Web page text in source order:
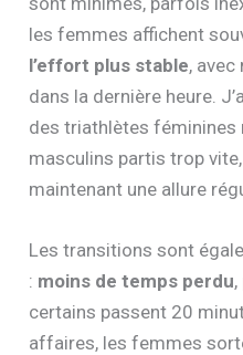
les femmes affichent
l’effort plus stable,
dans la dernière heure.
des triathlètes
masculins partis trop
maintenant une allure
Les transitions sont
: moins de temps perdu
certains passent 20
affaires, les femmes